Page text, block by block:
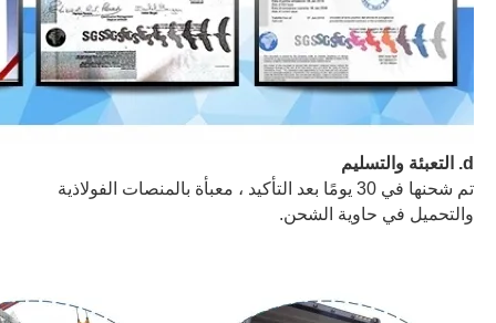
d. التعبئة والتسليم
تم شحنها في 30 يومًا بعد التأكيد ، معبأة بالمنصات الفولاذية
والتحميل في حاوية الشحن.